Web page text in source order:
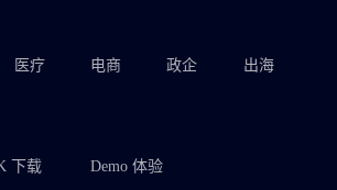
医疗 电商 政企 出海
下载 Demo 体验